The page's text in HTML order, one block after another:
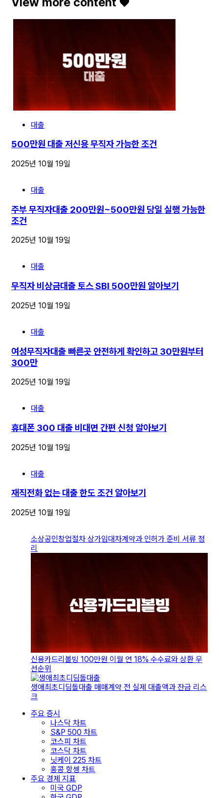
대출
500만원 대출 저신용 무직자 가능한 조건
2025년 10월 19일
대출
주부 무직자대출 200만원~500만원 당일 실행 가능한
조건
2025년 10월 19일
대출
무직자 비상금대출 토스 SBI 500만원 알아보기
2025년 10월 19일
대출
여성무직자대출 빠른곳 안전하게 확인하고 30만원부터
300만
2025년 10월 19일
대출
휴대폰 300 대출 비대면 간편 신청 알아보기
2025년 10월 19일
대출
재직전화 없는 대출 한도 조건 알아보기
2025년 10월 19일
소상공인창업절차 상가임대차계약과 인허가 준비 서류 정
리
신용카드리볼빙 100만원 이월 연 18% 수수료와 상환 우
선순위
생애최초디딤돌대출 매매계약 전 실제 대출액과 잔금 리스
크
주요 증시
나스닥 차트
S&P 500 차트
코스피 차트
코스닥 차트
닛케이 225 차트
홍콩 항셍 차트
주요 경제 지표
미국 GDP